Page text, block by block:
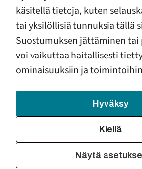
käsitellä tietoja, kuten
tai yksilöllisiä tunnuksia tällä
Suostumuksen jättäminen
voi vaikuttaa haitallisesti
ominaisuuksiin ja
Hyväksy
Kiellä
Näytä
ISSUU-LINKKI
Kohti turvallista
Kohti turvallista